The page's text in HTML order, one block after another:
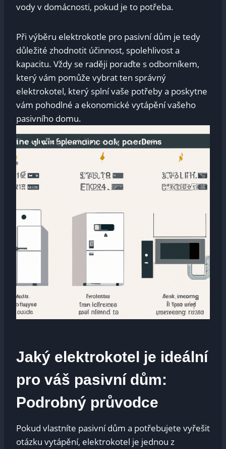
vody v domácnosti, pokud je to potřeba.
Při výběru elektrokotle pro pasivní dům je tedy
důležité zhodnotit účinnost, spolehlivost a
kapacitu. Vždy se raději poraďte s odborníkem,
který vám pomůže vybrat ten správný
elektrokotel, který splní vaše potřeby a poskytne
vám pohodlné a ekonomické vytápění vašeho
pasivního domu.
Jaký elektrokotel je ideální
pro váš pasivní dům:
Podrobný průvodce
Pokud vlastníte pasivní dům a potřebujete vyřešit
otázku vytápění, elektrokotel je jednou z